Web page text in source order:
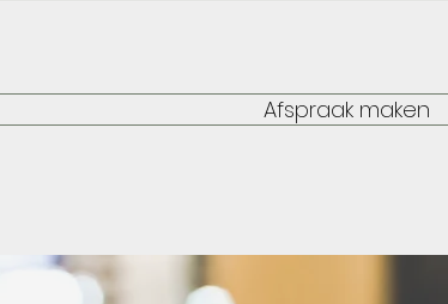
Afspraak maken